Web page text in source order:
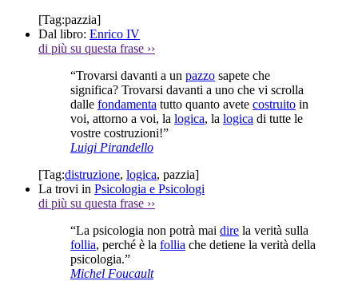
[Tag:pazzia]
Dal libro: Enrico IV
di più su questa frase ››
“Trovarsi davanti a un pazzo sapete che
significa? Trovarsi davanti a uno che vi scrolla
dalle fondamenta tutto quanto avete costruito in
voi, attorno a voi, la logica, la logica di tutte le
vostre costruzioni!”
Luigi Pirandello
[Tag:distruzione, logica, pazzia]
La trovi in Psicologia e Psicologi
di più su questa frase ››
“La psicologia non potrà mai dire la verità sulla
follia, perché è la follia che detiene la verità della
psicologia.”
Michel Foucault